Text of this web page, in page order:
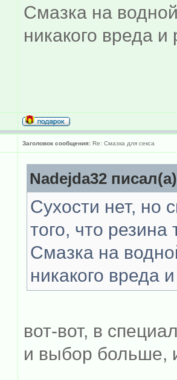
Смазка на
никакого вреда
Заголовок сообщения: Re: Смазка для секса
Nadejda32
Сухости нет, но
того, что резина
Смазка на
никакого вреда
вот-вот, в
и выбор больше,